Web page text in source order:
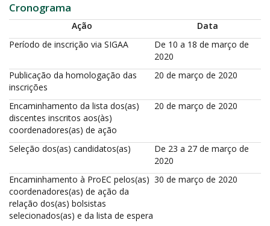
Cronograma
Ação
Data
Período de inscrição via SIGAA
De 10 a 18 de março de
2020
Publicação da homologação das
inscrições
20 de março de 2020
Encaminhamento da lista dos(as)
discentes inscritos aos(às)
coordenadores(as) de ação
20 de março de 2020
Seleção dos(as) candidatos(as)
De 23 a 27 de março de
2020
Encaminhamento à ProEC pelos(as)
coordenadores(as) de ação da
relação dos(as) bolsistas
selecionados(as) e da lista de espera
30 de março de 2020